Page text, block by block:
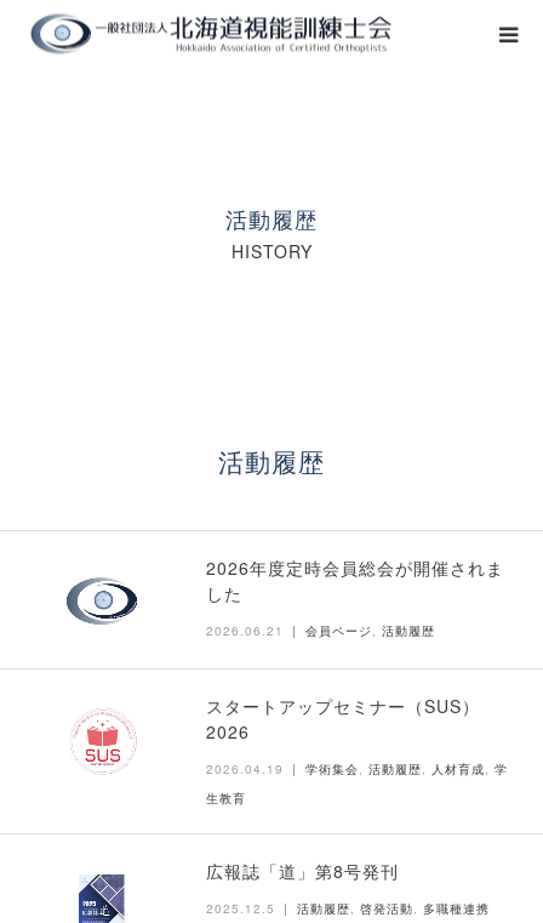
活動履歴
HISTORY
活動履歴
2026年度定時会員総会が開催されま
した
2026.06.21 会員ページ , 活動履歴
スタートアップセミナー（SUS）
2026
2026.04.19 学術集会 活動履歴 人材育成
学
生教育
広報誌「道」第8号発刊
2025.12.5 活動履歴 啓発活動 多職種連携